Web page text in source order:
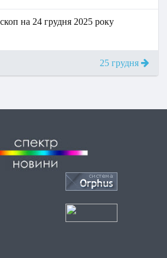
на 24 грудня 2025 року
25 грудня